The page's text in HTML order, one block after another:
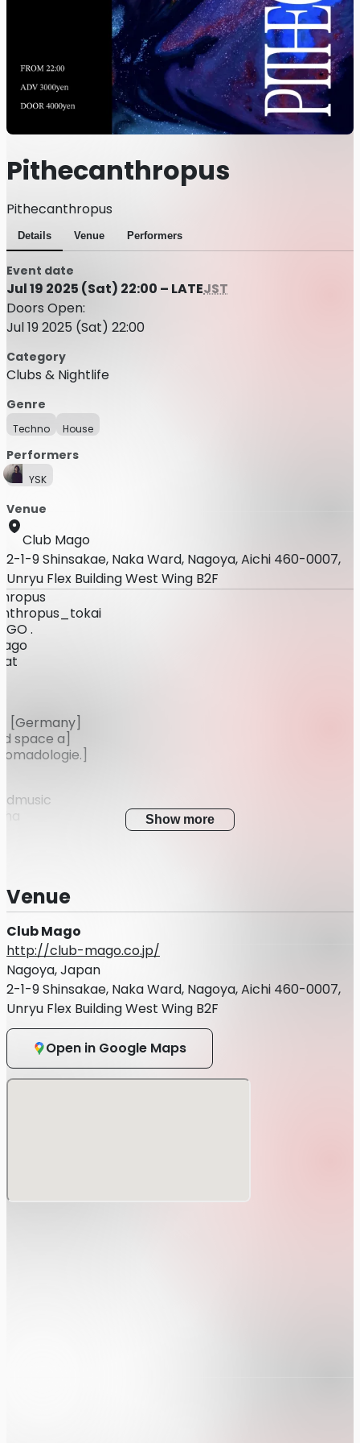
Pithecanthropus
Pithecanthropus
Details Venue Performers
Event date
Jul 19 2025 (Sat) 22:00 – LATEJST
Doors Open:
Jul 19 2025 (Sat) 22:00
Category
Clubs & Nightlife
Genre
Techno House
Performers
YSK
Venue
Club Mago
2-1-9 Shinsakae, Naka Ward, Nagoya, Aichi 460-0007,
Unryu Flex Building West Wing B2F
.
[Germany]
space a]
リフラクテッド）は、ベルリンを拠点に活動するスペイン
ーです。
空間と瞑想的なグルーヴを特徴とし、Silent Season、
などのレーベルに加え、**DJ Nobu主宰の〈Bitta〉**から
めています。
のレーベル〈Mind Express〉を主宰し、クラブと自然、身体
来するような、奥行きのあるテクノを追求しています。
sound space α)
岐に至る。
Show more
Venue
Club Mago
http://club-mago.co.jp/
Nagoya, Japan
2-1-9 Shinsakae, Naka Ward, Nagoya, Aichi 460-0007,
Unryu Flex Building West Wing B2F
Open in Google Maps